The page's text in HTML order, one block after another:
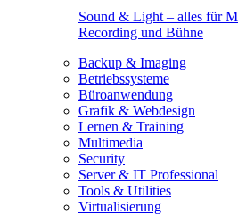
Sound & Light – alles für
Recording und Bühne
Backup & Imaging
Betriebssysteme
Büroanwendung
Grafik & Webdesign
Lernen & Training
Multimedia
Security
Server & IT Professional
Tools & Utilities
Virtualisierung